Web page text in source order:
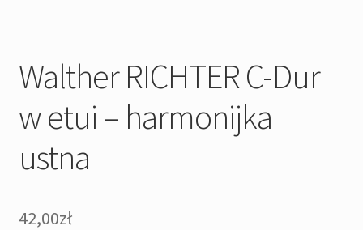
Walther RICHTER C-Dur
w etui – harmonijka
ustna
42,00zł